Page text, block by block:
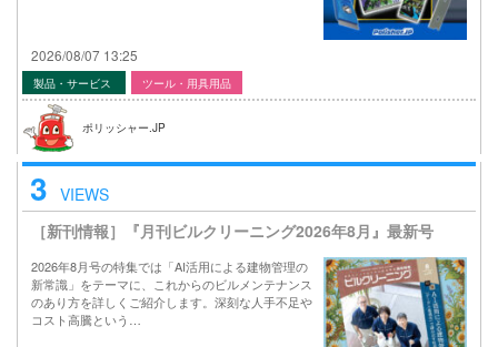
2026/08/07 13:25
製品・サービス ツール・用具用品
ポリッシャー.JP
3 VIEWS
［新刊情報］『月刊ビルクリーニング2026年8月』最新号
2026年8月号の特集では「AI活用による建物管理の
新常識」をテーマに、これからのビルメンテナンス
のあり方を詳しくご紹介します。深刻な人手不足や
コスト高騰という…